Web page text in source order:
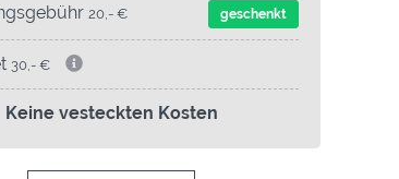
20,- € geschenkt
30,- €
Keine vesteckten Kosten